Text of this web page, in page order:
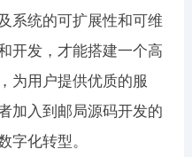
系统的可扩展性和可维
开发，才能搭建一个高
为用户提供优质的服
加入到邮局源码开发的
字化转型。